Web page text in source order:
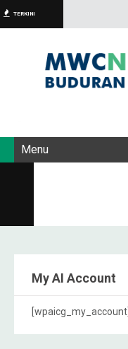
TERKINI
Menu
My AI Account
[wpaicg_my_account]